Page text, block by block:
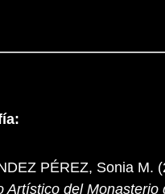
PÉREZ, Sonia M.
Artístico del Monasterio